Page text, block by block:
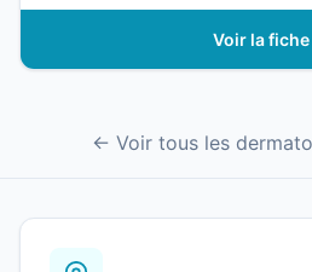
Voir la fiche
← Voir tous les